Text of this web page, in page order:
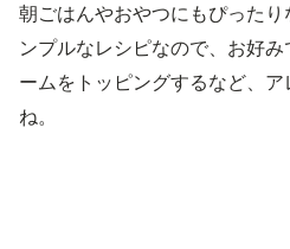
朝ごはんやおやつにもぴった
ンプルなレシピなので、お好
ームをトッピングするなど、
ね。